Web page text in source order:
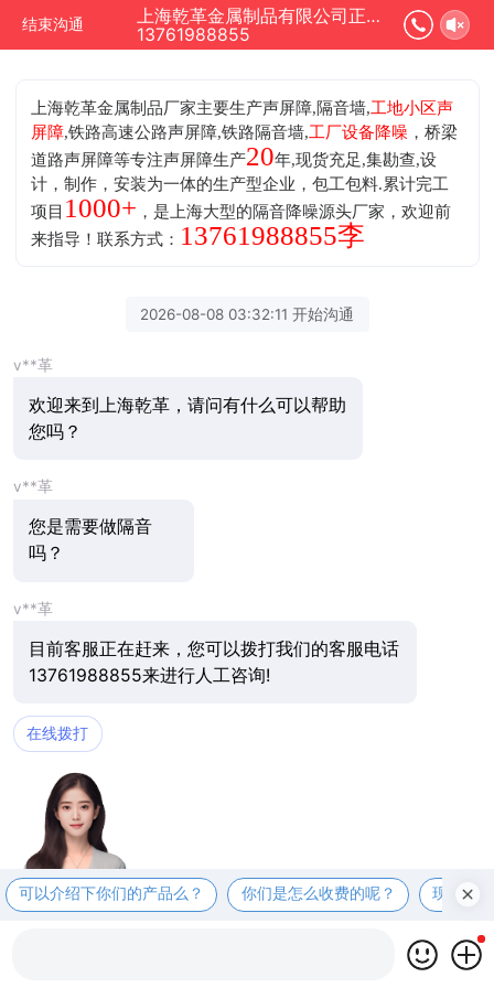
结束沟通
上海乾革金属制品有限公司正在为您服务
13761988855
上海乾革金属制品厂家主要生产声屏障,隔音墙,工地小区声
屏障,铁路高速公路声屏障,铁路隔音墙,工厂设备降噪 ，桥梁
道路声屏障等专注声屏障生产20年,现货充足,集勘查,设
计，制作，安装为一体的生产型企业，包工包料.累计完工
项目 1000+ ，是上海大型的隔音降噪源头厂家，欢迎前
来指导！联系方式： 13761988855李
2026-08-08 03:32:11 开始沟通
v**革
欢迎来到上海乾革，请问有什么可以帮助
您吗？
v**革
您是需要做隔音
吗？
v**革
目前客服正在赶来，您可以拨打我们的客服电话
13761988855来进行人工咨询!
在线拨打
可以介绍下你们的产品么？ 你们是怎么收费的呢？ 现在有